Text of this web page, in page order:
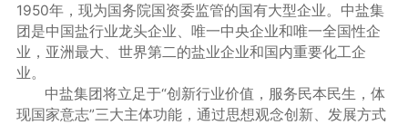
1950年，现为国务院国资委监管的国有大型企业。中盐集
团是中国盐行业龙头企业、唯一中央企业和唯一全国性企
业，亚洲最大、世界第二的盐业企业和国内重要化工企
业。
中盐集团将立足于“创新行业价值，服务民本民生，体
现国家意志”三大主体功能，通过思想观念创新、发展方式